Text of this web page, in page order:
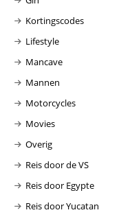
Kortingscodes
Lifestyle
Mancave
Mannen
Motorcycles
Movies
Overig
Reis door de VS
Reis door Egypte
Reis door Yucatan